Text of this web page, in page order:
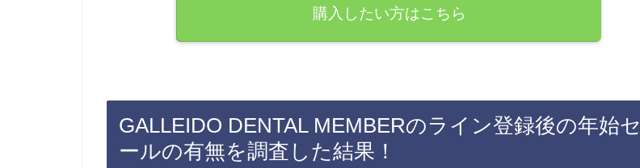
購入したい方はこちら
GALLEIDO DENTAL MEMBERのライン登録後の年始セ
ールの有無を調査した結果！